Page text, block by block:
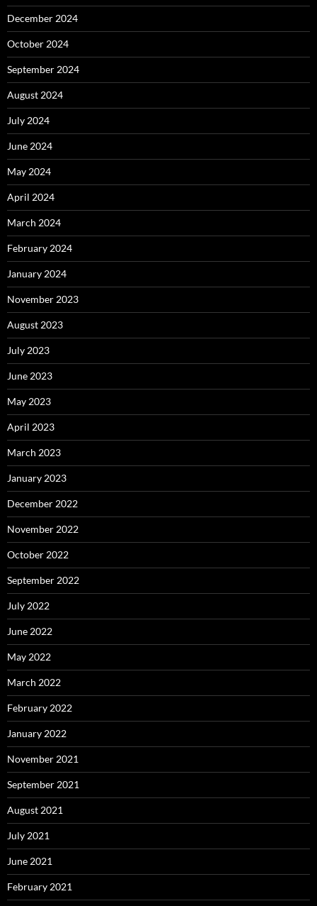
December 2024
October 2024
September 2024
August 2024
July 2024
June 2024
May 2024
April 2024
March 2024
February 2024
January 2024
November 2023
August 2023
July 2023
June 2023
May 2023
April 2023
March 2023
January 2023
December 2022
November 2022
October 2022
September 2022
July 2022
June 2022
May 2022
March 2022
February 2022
January 2022
November 2021
September 2021
August 2021
July 2021
June 2021
February 2021